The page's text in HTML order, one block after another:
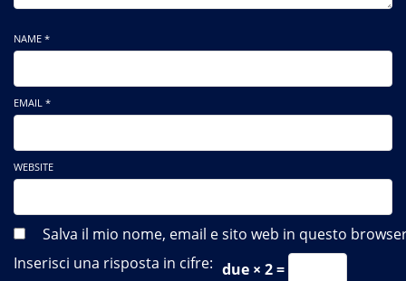
NAME *
EMAIL *
WEBSITE
Salva il mio nome, email e sito web in questo
Inserisci una risposta in cifre: due × 2 =